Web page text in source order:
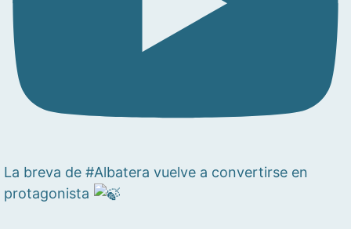
La breva de #Albatera vuelve a convertirse en
protagonista